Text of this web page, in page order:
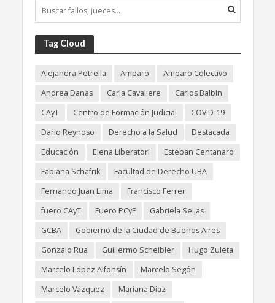
Tag Cloud
Alejandra Petrella Amparo
Amparo Colectivo
Andrea Danas
Carla Cavaliere
Carlos Balbín
CAyT
Centro de Formación Judicial
COVID-19
Darío Reynoso
Derecho a la Salud
Destacada
Educación
Elena Liberatori
Esteban Centanaro
Fabiana Schafrik
Facultad de Derecho UBA
Fernando Juan Lima
Francisco Ferrer
fuero CAyT
Fuero PCyF
Gabriela Seijas
GCBA
Gobierno de la Ciudad de Buenos Aires
Gonzalo Rua
Guillermo Scheibler
Hugo Zuleta
Marcelo López Alfonsín
Marcelo Segón
Marcelo Vázquez
Mariana Díaz